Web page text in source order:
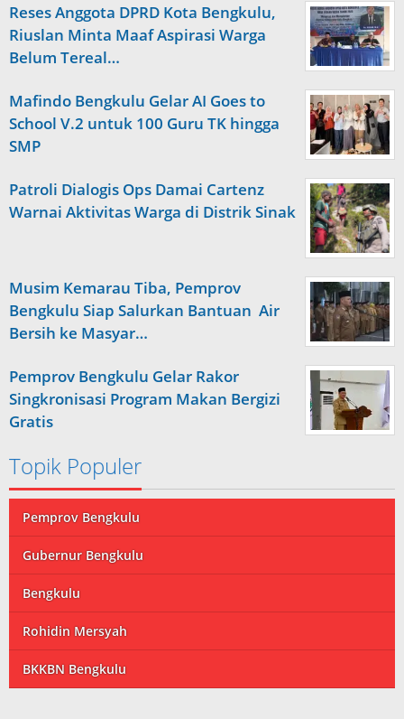
Reses Anggota DPRD Kota Bengkulu,
Riuslan Minta Maaf Aspirasi Warga
Belum Tereal…
Mafindo Bengkulu Gelar AI Goes to
School V.2 untuk 100 Guru TK hingga
SMP
Patroli Dialogis Ops Damai Cartenz
Warnai Aktivitas Warga di Distrik Sinak
Musim Kemarau Tiba, Pemprov
Bengkulu Siap Salurkan Bantuan Air
Bersih ke Masyar…
Pemprov Bengkulu Gelar Rakor
Singkronisasi Program Makan Bergizi
Gratis
Topik Populer
Pemprov Bengkulu
Gubernur Bengkulu
Bengkulu
Rohidin Mersyah
BKKBN Bengkulu